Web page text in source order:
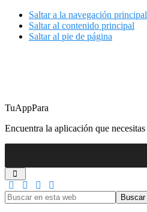
Saltar a la navegación principal
Saltar al contenido principal
Saltar al pie de página
TuAppPara
Encuentra la aplicación que necesitas
Buscar
en